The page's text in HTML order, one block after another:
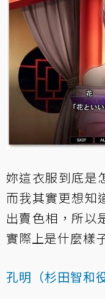
妳這衣服到底是
而我其實更想
出賣色相，所以
實際上是什麼樣
孔明（杉田智和役